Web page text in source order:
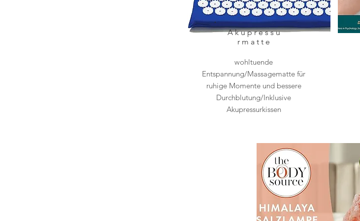
Akupressu
rmatte
wohltuende
Entspannung/Massagematte für
ruhige Momente und bessere
Durchblutung/Inklusive
Akupressurkissen